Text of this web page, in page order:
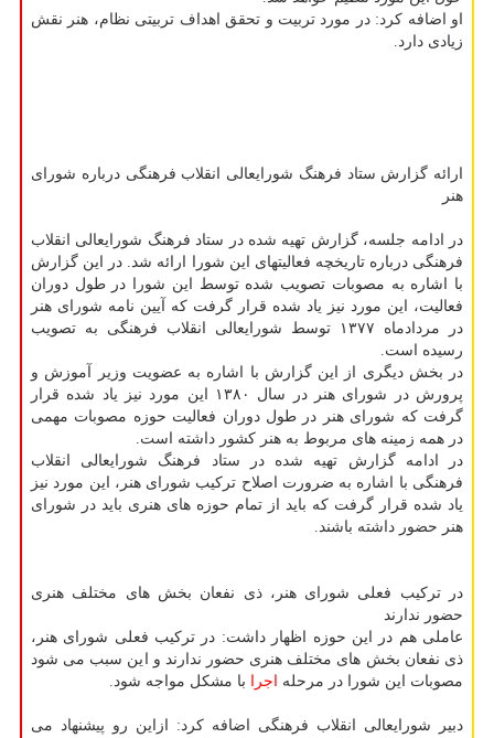
او اضافه کرد: در مورد تربیت و تحقق اهداف تربیتی نظام، هنر نقش
زیادی دارد.
ارائه گزارش ستاد فرهنگ شورایعالی انقلاب فرهنگی درباره شورای
هنر
در ادامه جلسه، گزارش تهیه شده در ستاد فرهنگ شورایعالی انقلاب
فرهنگی درباره تاریخچه فعالیتهای این شورا ارائه شد. در این گزارش
با اشاره به مصوبات تصویب شده توسط این شورا در طول دوران
فعالیت، این مورد نیز یاد شده قرار گرفت که آیین نامه شورای هنر
در مردادماه ۱۳۷۷ توسط شورایعالی انقلاب فرهنگی به تصویب
رسیده است.
در بخش دیگری از این گزارش با اشاره به عضویت وزیر آموزش و
پرورش در شورای هنر در سال ۱۳۸۰ این مورد نیز یاد شده قرار
گرفت که شورای هنر در طول دوران فعالیت حوزه مصوبات مهمی
در همه زمینه های مربوط به هنر کشور داشته است.
در ادامه گزارش تهیه شده در ستاد فرهنگ شورایعالی انقلاب
فرهنگی با اشاره به ضرورت اصلاح ترکیب شورای هنر، این مورد نیز
یاد شده قرار گرفت که باید از تمام حوزه های هنری باید در شورای
هنر حضور داشته باشند.
در ترکیب فعلی شورای هنر، ذی نفعان بخش های مختلف هنری
حضور ندارند
عاملی هم در این حوزه اظهار داشت: در ترکیب فعلی شورای هنر،
ذی نفعان بخش های مختلف هنری حضور ندارند و این سبب می شود
مصوبات این شورا در مرحله
اجرا با مشکل مواجه شود.
دبیر شورایعالی انقلاب فرهنگی اضافه کرد: ازاین رو پیشنهاد می